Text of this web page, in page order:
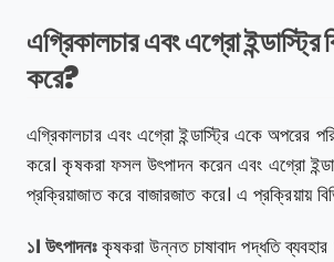
এগ্রিকালচার এবং এগ্রো ইন্ডাস্ট্রি
করে?
এগ্রিকালচার এবং এগ্রো ইন্ডাস্ট্রি একে অপরের
করে। কৃষকরা ফসল উৎপাদন করেন এবং এগ্রো
প্রক্রিয়াজাত করে বাজারজাত করে। এ প্রক্রিয়ায়
১। উৎপাদনঃকৃষকরা উন্নত চাষাবাদ পদ্ধতি